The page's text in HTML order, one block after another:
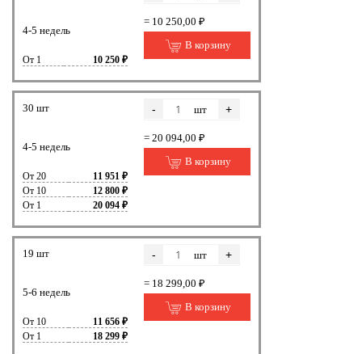
4-5 недель
От 1 10 250 ₽
= 10 250,00 ₽
В корзину
30 шт
4-5 недель
От 20
11 951 ₽
От 10
12 800 ₽
От 1
20 094 ₽
- шт +
= 20 094,00 ₽
В корзину
19 шт
5-6 недель
От 10
11 656 ₽
От 1
18 299 ₽
- шт +
= 18 299,00 ₽
В корзину